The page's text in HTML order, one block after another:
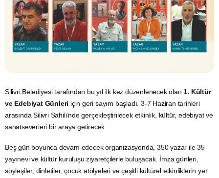
Silivri Belediyesi tarafından bu yıl ilk kez düzenlenecek olan 1. Kültür
ve Edebiyat Günleri için geri sayım başladı. 3-7 Haziran tarihleri
arasında Silivri Sahili’nde gerçekleştirilecek etkinlik, kültür, edebiyat ve
sanatseverleri bir araya getirecek.
Beş gün boyunca devam edecek organizasyonda, 350 yazar ile 35
yayınevi ve kültür kuruluşu ziyaretçilerle buluşacak. İmza günleri,
söyleşiler, dinletiler, çocuk atölyeleri ve çeşitli kültürel etkinliklerin yer